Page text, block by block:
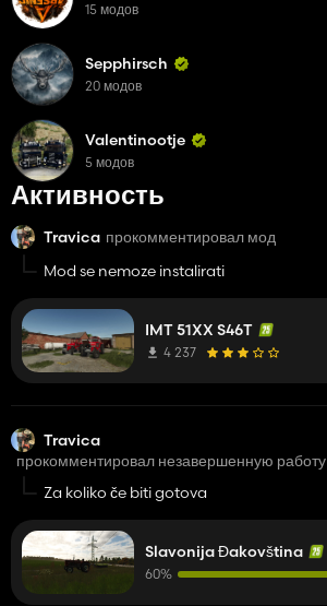
Активность
Travica прокомментировал мод
Mod se nemoze instalirati
IMT 51XX S46T
4 237
Travica
прокомментировал незавершенную работу
Za koliko če biti gotova
Slavonija Đakovština
60%
15 модов
Sepphirsch
20 модов
Valentinootje
5 модов